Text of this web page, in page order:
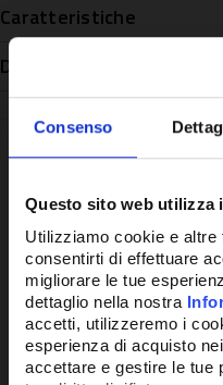
Consenso
Questo sito web utilizza
Utilizziamo cookie e
consentirti di effettuare
migliorare le tue
dettaglio nella nostra
accetti, utilizzeremo i
esperienza di acquisto
accettare e gestire le tue
Caratteristiche
Disponibilità
Potrebbe